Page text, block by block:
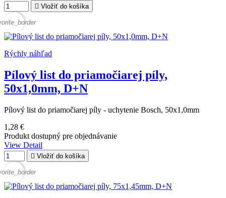
 Vložiť do košíka
Rýchly náhľad
Pílový list do priamočiarej píly,
50x1,0mm, D+N
Pílový list do priamočiarej píly - uchytenie Bosch, 50x1,0mm
1,28 €
Produkt dostupný pre objednávanie
View Detail
 Vložiť do košíka